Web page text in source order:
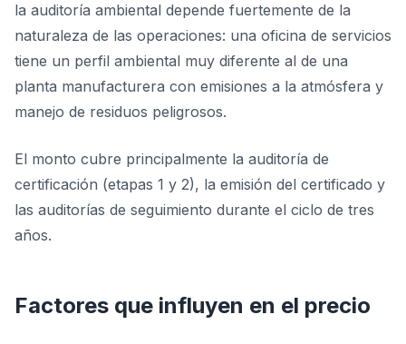
la auditoría ambiental depende fuertemente de la
naturaleza de las operaciones: una oficina de servicios
tiene un perfil ambiental muy diferente al de una
planta manufacturera con emisiones a la atmósfera y
manejo de residuos peligrosos.
El monto cubre principalmente la auditoría de
certificación (etapas 1 y 2), la emisión del certificado y
las auditorías de seguimiento durante el ciclo de tres
años.
Factores que influyen en el precio